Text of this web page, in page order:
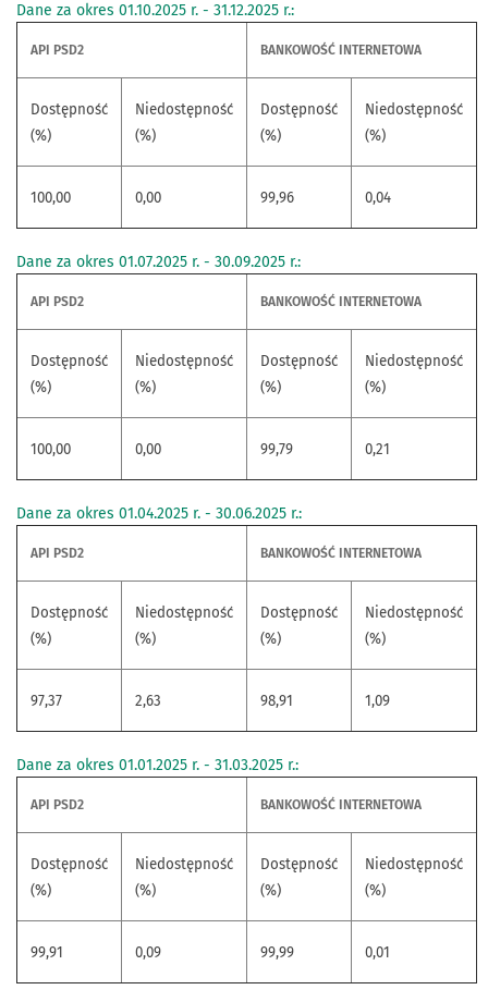
Dane za okres 01.10.2025 r. - 31.12.2025 r.:
API PSD2 BANKOWOŚĆ INTERNETOWA
Dostępność
(%)
Niedostępność
(%)
Dostępność
(%)
Niedostępność
(%)
100,00 0,00 99,96 0,04
Dane za okres 01.07.2025 r. - 30.09.2025 r.:
API PSD2 BANKOWOŚĆ INTERNETOWA
Dostępność
(%)
Niedostępność
(%)
Dostępność
(%)
Niedostępność
(%)
100,00 0,00 99,79 0,21
Dane za okres 01.04.2025 r. - 30.06.2025 r.:
API PSD2 BANKOWOŚĆ INTERNETOWA
Dostępność
(%)
Niedostępność
(%)
Dostępność
(%)
Niedostępność
(%)
97,37 2,63 98,91 1,09
Dane za okres 01.01.2025 r. - 31.03.2025 r.:
API PSD2 BANKOWOŚĆ INTERNETOWA
Dostępność
(%)
Niedostępność
(%)
Dostępność
(%)
Niedostępność
(%)
99,91 0,09 99,99 0,01